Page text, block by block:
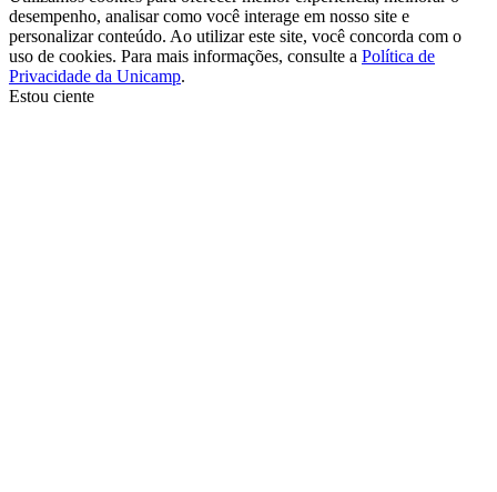
desempenho, analisar como você interage em nosso site e
personalizar conteúdo. Ao utilizar este site, você concorda com o
uso de cookies. Para mais informações, consulte a Política de
Privacidade da Unicamp.
Estou ciente